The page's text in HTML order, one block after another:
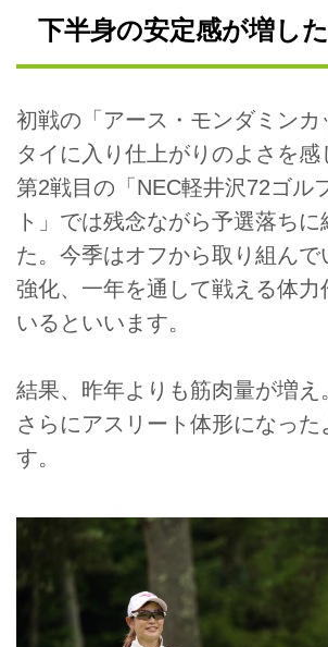
下半身の安定感が増した
初戦の「アース・モンダミンカ
タイに入り仕上がりのよさを感
第2戦目の「NEC軽井沢72ゴル
ト」では残念ながら予選落ちに
た。今季はオフから取り組んで
強化、一年を通して戦える体力
いるといいます。
結果、昨年よりも筋肉量が増え
さらにアスリート体形になった
す。